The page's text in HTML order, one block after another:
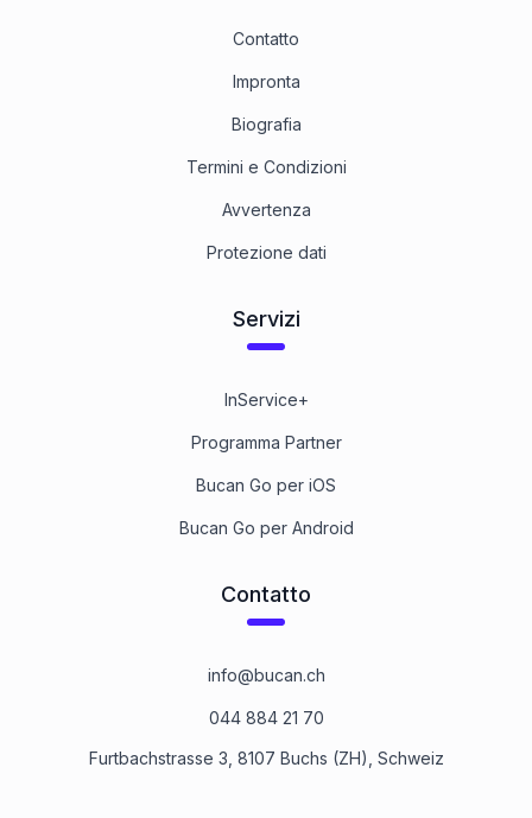
Contatto
Impronta
Biografia
Termini e Condizioni
Avvertenza
Protezione dati
Servizi
InService+
Programma Partner
Bucan Go per iOS
Bucan Go per Android
Contatto
info@bucan.ch
044 884 21 70
Furtbachstrasse 3, 8107 Buchs (ZH), Schweiz